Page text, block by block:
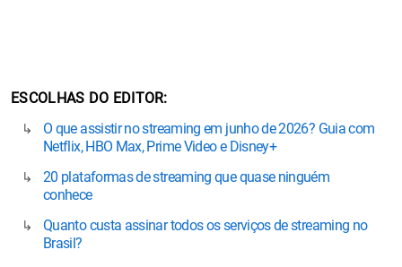
ESCOLHAS DO EDITOR
O que assistir no streaming em junho de 2026? Guia com
Netflix, HBO Max, Prime Video e Disney+
20 plataformas de streaming que quase ninguém
conhece
Quanto custa assinar todos os serviços de streaming no
Brasil?